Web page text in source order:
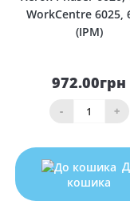
WorkCentre 6025,
(IPM)
972.00грн
- +
кошика